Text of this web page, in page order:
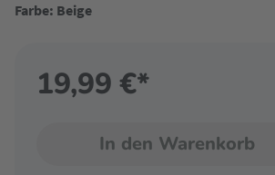
Farbe: Beige
19,99 €*
In den Warenkorb